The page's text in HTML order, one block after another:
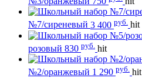
№7/сиреневый 3 400 руб. hit
розовый 830 руб. hit
№2/оранжевый 1 290 руб. hit